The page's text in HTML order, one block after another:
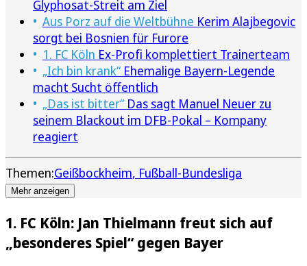
Glyphosat-Streit am Ziel
Aus Porz auf die Weltbühne Kerim Alajbegovic
sorgt bei Bosnien für Furore
1. FC Köln Ex-Profi komplettiert Trainerteam
„Ich bin krank“ Ehemalige Bayern-Legende
macht Sucht öffentlich
„Das ist bitter“ Das sagt Manuel Neuer zu
seinem Blackout im DFB-Pokal – Kompany
reagiert
Themen:Geißbockheim Fußball-Bundesliga
Mehr anzeigen
1. FC Köln: Jan Thielmann freut sich auf
„besonderes Spiel“ gegen Bayer